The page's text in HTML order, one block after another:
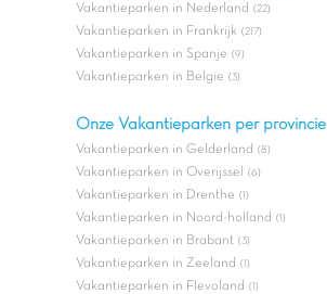
Vakantieparken in Nederland (22)
Vakantieparken in Frankrijk (217)
Vakantieparken in Spanje (9)
Vakantieparken in Belgie (3)
Onze Vakantieparken per provincie
Vakantieparken in Gelderland (8)
Vakantieparken in Overijssel (6)
Vakantieparken in Drenthe (1)
Vakantieparken in Noord-holland (1)
Vakantieparken in Brabant (3)
Vakantieparken in Zeeland (1)
Vakantieparken in Flevoland (1)